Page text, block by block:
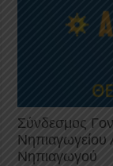
Σύνδεσμος
Νηπιαγωγού